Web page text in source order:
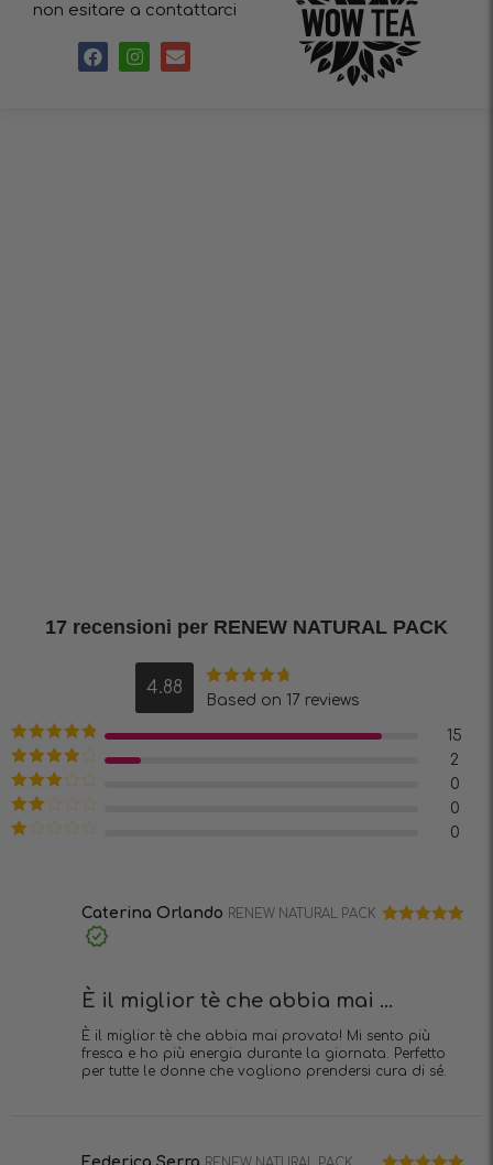
non esitare a contattarci
17 recensioni per RENEW NATURAL PACK
4.88 Valutato 4.88
Based on 17 reviews
Valutato5
su 5
15
Valutato4
su 5
2
Valutato
3 su 5
0
Valutato
0
0
Caterina Orlando RENEW NATURAL PACK
È il miglior tè che abbia mai ...
È il miglior tè che abbia mai provato! Mi sento più
fresca e ho più energia durante la giornata. Perfetto
per tutte le donne che vogliono prendersi cura di sé.